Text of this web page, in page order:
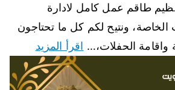
طاقم عمل كامل لادارة
الخاصة، ونتيح لكم كل ما تحتاجون
واقامة الحفلات،… اقرأ المزيد